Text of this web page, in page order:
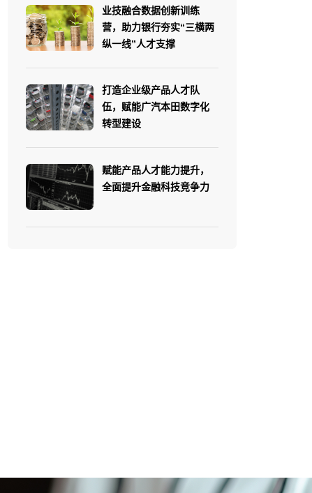
开发管理；国内第一批税控
收款机产品的开发；曾作为
产品Leader与世界500强
建广州交行呼叫中心；为
100多家企业客户提供了卓
有成效的培训与咨询服务，
软、移动、电信、
Autodesk等。
业技融合数据创新训练
营，助力银行夯实“三横两
纵一线”人才支撑
打造企业级产品人才队
伍，赋能广汽本田数字化
转型建设
赋能产品人才能力提升，
全面提升金融科技竞争力